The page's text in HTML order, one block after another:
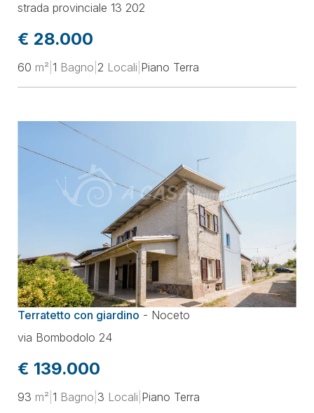
strada provinciale 13 202
€ 28.000
60 m² 1 Bagno 2 Locali Piano Terra
Terratetto con giardino - Noceto
via Bombodolo 24
€ 139.000
93 m² 1 Bagno 3 Locali Piano Terra